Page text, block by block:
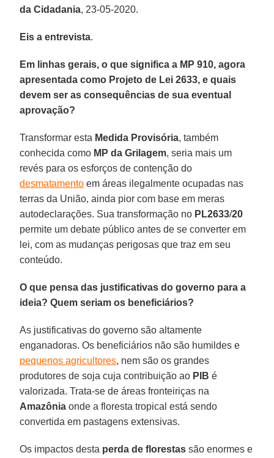
da Cidadania, 23-05-2020.
Eis a entrevista.
Em linhas gerais, o que significa a MP 910, agora
apresentada como Projeto de Lei 2633, e quais
devem ser as consequências de sua eventual
aprovação?
Transformar esta Medida Provisória, também
conhecida como MP da Grilagem, seria mais um
revés para os esforços de contenção do
desmatamento em áreas ilegalmente ocupadas nas
terras da União, ainda pior com base em meras
autodeclarações. Sua transformação no PL2633/20
permite um debate público antes de se converter em
lei, com as mudanças perigosas que traz em seu
conteúdo.
O que pensa das justificativas do governo para a
ideia? Quem seriam os beneficiários?
As justificativas do governo são altamente
enganadoras. Os beneficiários não são humildes e
pequenos agricultores, nem são os grandes
produtores de soja cuja contribuição ao PIB é
valorizada. Trata-se de áreas fronteiriças na
Amazônia onde a floresta tropical está sendo
convertida em pastagens extensivas.
Os impactos desta perda de florestas são enormes e